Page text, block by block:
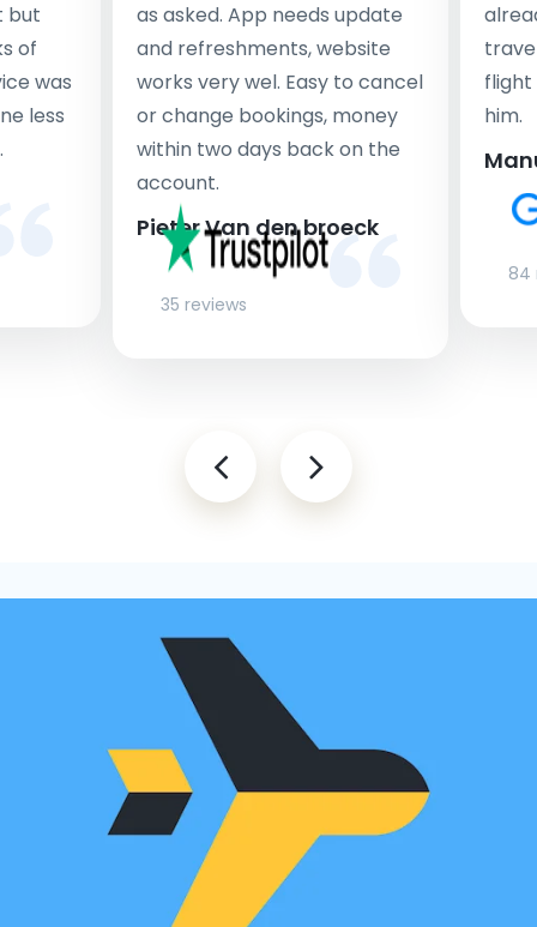
but
of
was
less
as asked. App needs update
and refreshments, website
works very wel. Easy to cancel
or change bookings, money
within two days back on the
account.
Pieter Van den broeck
35 reviews
flight
him.
84